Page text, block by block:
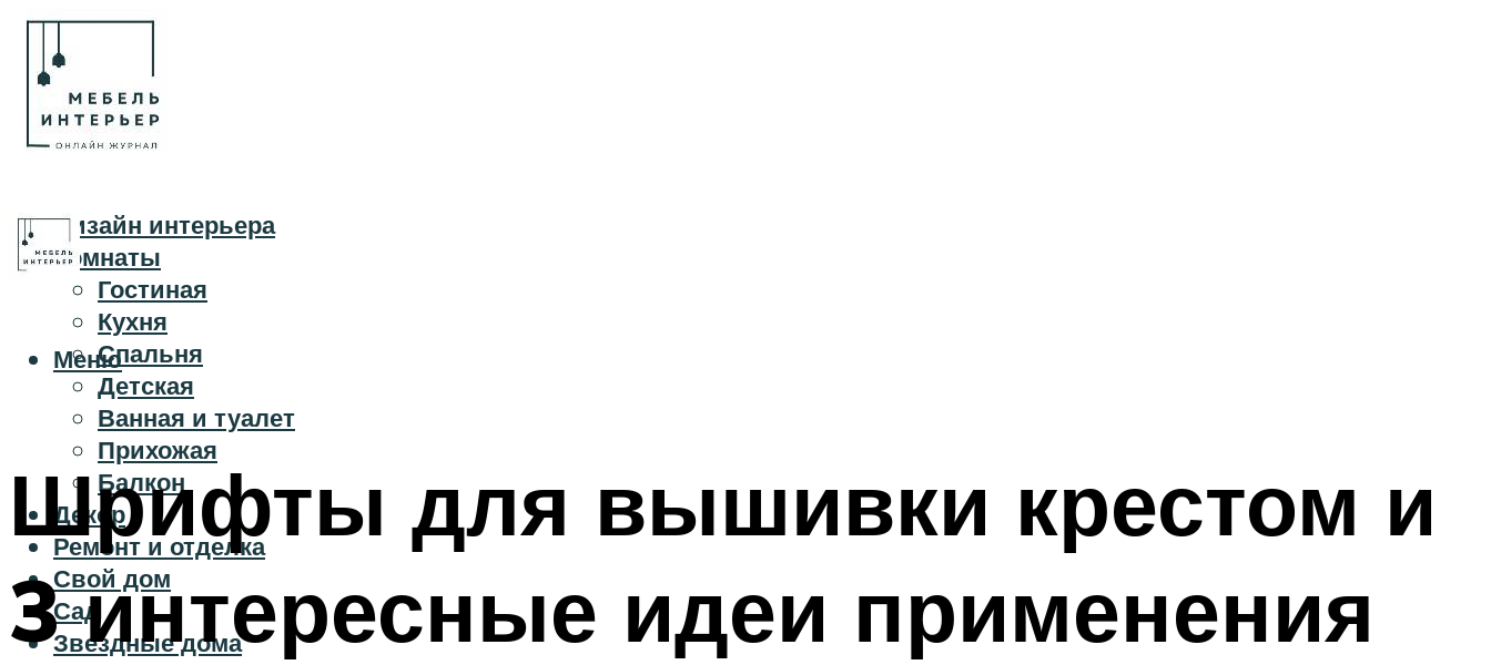
Дизайн интерьера
Комнаты
Гостиная
Кухня
Спальня
Детская
Ванная и туалет
Прихожая
Балкон
Декор
Ремонт и отделка
Свой дом
Сад
Звездные дома
Меню
Шрифты для вышивки крестом и
3 интересные идеи применения